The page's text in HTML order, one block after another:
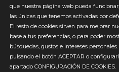
que nuestra página web pueda
las únicas que tenemos activadas por
El resto de cookies sirven para mejorar
base a tus preferencias, o para poder
búsquedas, gustos e intereses
pulsando el botón ACEPTAR o
apartado CONFIGURACIÓN DE